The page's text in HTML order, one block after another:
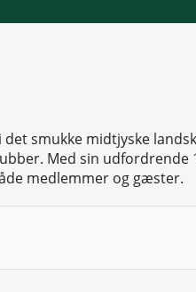
smukke midtjyske
Med sin
medlemmer og gæster.